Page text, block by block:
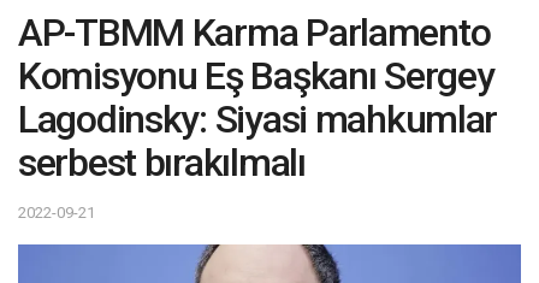
AP-TBMM Karma Parlamento
Komisyonu Eş Başkanı Sergey
Lagodinsky: Siyasi mahkumlar
serbest bırakılmalı
2022-09-21